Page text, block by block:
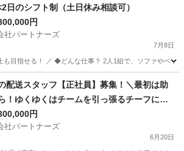
2日のシフト制（土日休み相談可）
円
社パートナーズ
7月8日
も目指せる！ ／ ◆どんな仕事？ 2人1組で、ソファやベッ
未経験
配送スタッフ【正社員】募集！＼最初は助
！ゆくゆくはチームを引っ張るチーフに！
円
社パートナーズ
6月20日